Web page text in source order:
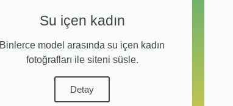
Su içen kadın
Binlerce model arasında su içen kadın
fotoğrafları ile siteni süsle.
Detay